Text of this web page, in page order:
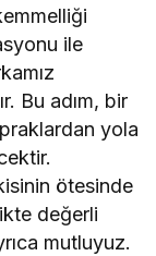
ile
Bu adım, bir
yola
ötesinde
değerli
mutluyuz.